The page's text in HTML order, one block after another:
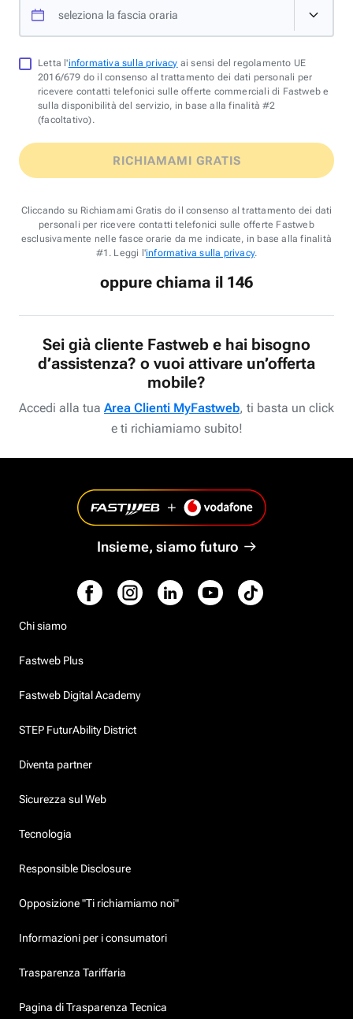
seleziona la fascia oraria
Letta l'informativa sulla privacy ai sensi del regolamento UE
2016/679 do il consenso al trattamento dei dati personali per
ricevere contatti telefonici sulle offerte commerciali di Fastweb e
sulla disponibilità del servizio, in base alla finalità #2
(facoltativo).
RICHIAMAMI GRATIS
Cliccando su Richiamami Gratis do il consenso al trattamento dei dati
personali per ricevere contatti telefonici sulle offerte Fastweb
esclusivamente nelle fasce orarie da me indicate, in base alla finalità
#1. Leggi l'informativa sulla privacy.
oppure chiama il 146
Sei già cliente Fastweb e hai bisogno
d’assistenza? o vuoi attivare un’offerta
mobile?
Accedi alla tua Area Clienti MyFastweb, ti basta un click
e ti richiamiamo subito!
Insieme, siamo futuro
Chi siamo
Fastweb Plus
Fastweb Digital Academy
STEP FuturAbility District
Diventa partner
Sicurezza sul Web
Tecnologia
Responsible Disclosure
Opposizione "Ti richiamiamo noi"
Informazioni per i consumatori
Trasparenza Tariffaria
Pagina di Trasparenza Tecnica